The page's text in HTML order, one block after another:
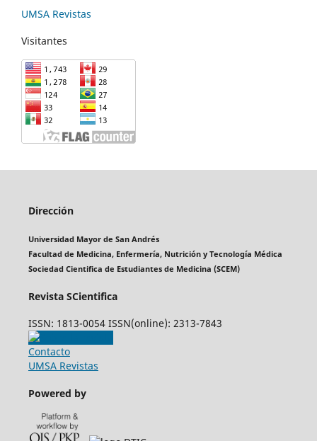
UMSA Revistas
Visitantes
Dirección
Universidad Mayor de San Andrés
Facultad de Medicina, Enfermería, Nutrición y Tecnología Médica
Sociedad Cientifica de Estudiantes de Medicina (SCEM)
Revista SCientifica
ISSN: 1813-0054 ISSN(online): 2313-7843
Contacto
UMSA Revistas
Powered by